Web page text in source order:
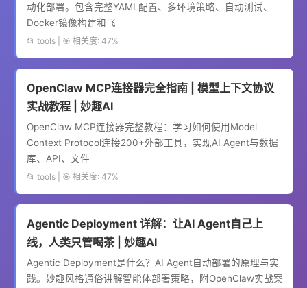
动化部署。包含完整YAML配置、多环境策略、自动测试、
Docker镜像构建和飞
📂 tools | 🎯 相关度: 47%
OpenClaw MCP连接器完全指南 | 模型上下文协议
实战教程 | 妙趣AI
OpenClaw MCP连接器完整教程：学习如何使用Model
Context Protocol连接200+外部工具，实现AI Agent与数据
库、API、文件
📂 tools | 🎯 相关度: 47%
Agentic Deployment 详解：让AI Agent自己上
线，人类只管喝茶 | 妙趣AI
Agentic Deployment是什么？AI Agent自动部署的原理与实
践。妙趣风格通俗讲解智能体部署策略，附OpenClaw实战案